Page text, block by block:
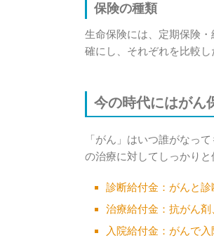
保険の種類
生命保険には、定期保険
確にし、それぞれを比較
今の時代にはがん
「がん」はいつ誰がなっ
の治療に対してしっかり
診断給付金：がんと
治療給付金：抗がん
入院給付金：がんで